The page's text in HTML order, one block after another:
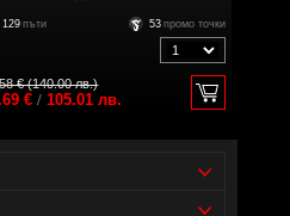
129 пъти 53 промо точки
€ (140.00 лв.)
€/ 105.01 лв.